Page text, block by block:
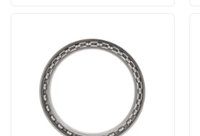
Abrasivi industriali
Abrasivi rivestiti